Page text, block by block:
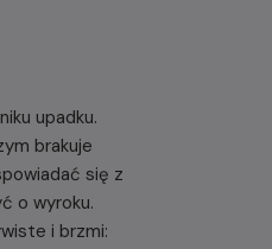
upadku.
brakuje
się z
o wyroku.
i brzmi: